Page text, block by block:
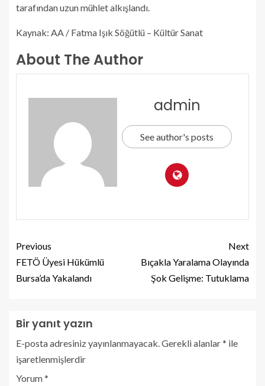
tarafından uzun mühlet alkışlandı.
Kaynak: AA / Fatma Işık Söğütlü – Kültür Sanat
About The Author
admin
See author's posts
Previous
FETÖ Üyesi Hükümlü
Bursa’da Yakalandı
Next
Bıçakla Yaralama Olayında
Şok Gelişme: Tutuklama
Bir yanıt yazın
E-posta adresiniz yayınlanmayacak.Gerekli alanlar* ile
işaretlenmişlerdir
Yorum*